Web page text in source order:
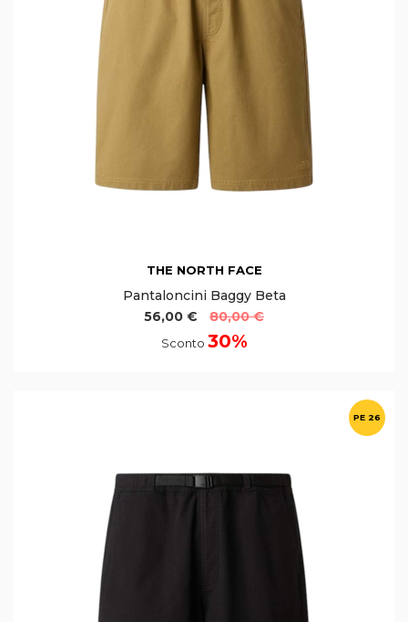
THE NORTH FACE
Pantaloncini Baggy Beta
56,00 €
80,00 €
Sconto 30%
PE 26